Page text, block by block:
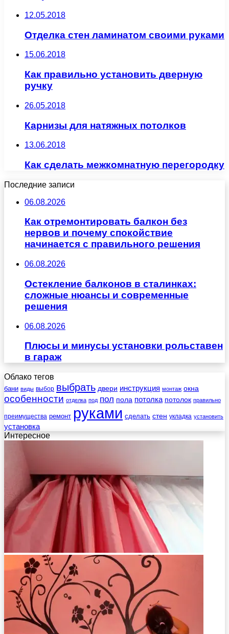
12.05.2018
Отделка стен ламинатом своими руками
15.06.2018
Как правильно установить дверную
ручку
26.05.2018
Карнизы для натяжных потолков
13.06.2018
Как сделать межкомнатную перегородку
Последние записи
06.08.2026
Как отремонтировать балкон без
нервов и почему спокойствие
начинается с правильного решения
06.08.2026
Остекление балконов в сталинках:
сложные нюансы и современные
решения
06.08.2026
Плюсы и минусы установки рольставен
в гараж
Облако тегов
бани виды выбор выбрать двери инструкция монтаж окна
особенности отделка под пол пола потолка потолок правильно
преимущества ремонт руками сделать стен укладка установить
установка
Интересное